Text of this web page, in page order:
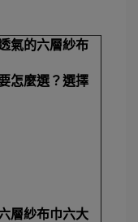
氣的六層紗布
怎麼選？選擇
層紗布巾六大